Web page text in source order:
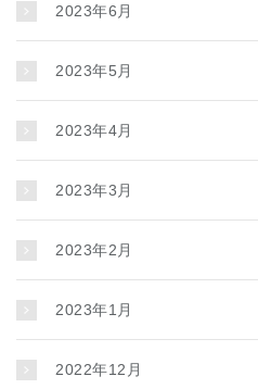
2023年6月
2023年5月
2023年4月
2023年3月
2023年2月
2023年1月
2022年12月